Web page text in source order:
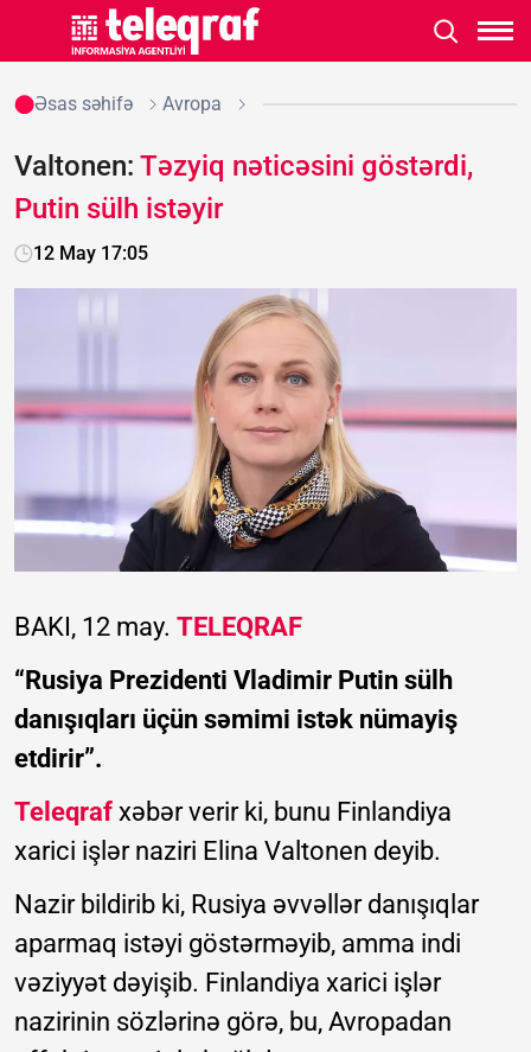
Əsas səhifə Avropa
Valtonen: Təzyiq nəticəsini göstərdi,
Putin sülh istəyir
12 May 17:05
BAKI, 12 may. TELEQRAF
“Rusiya Prezidenti Vladimir Putin sülh
danışıqları üçün səmimi istək nümayiş
etdirir”.
Teleqraf xəbər verir ki, bunu Finlandiya
xarici işlər naziri Elina Valtonen deyib.
Nazir bildirib ki, Rusiya əvvəllər danışıqlar
aparmaq istəyi göstərməyib, amma indi
vəziyyət dəyişib. Finlandiya xarici işlər
nazirinin sözlərinə görə, bu, Avropadan